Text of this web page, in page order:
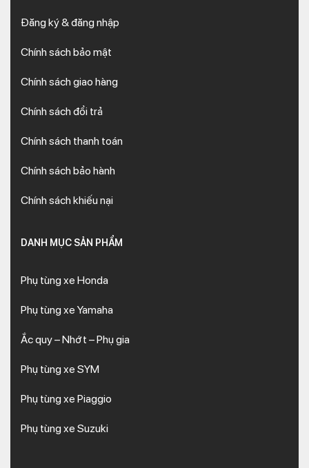
Đăng ký & đăng nhập
Chính sách bảo mật
Chính sách giao hàng
Chính sách đổi trả
Chính sách thanh toán
Chính sách bảo hành
Chính sách khiếu nại
DANH MỤC SẢN PHẨM
Phụ tùng xe Honda
Phụ tùng xe Yamaha
Ắc quy – Nhớt – Phụ gia
Phụ tùng xe SYM
Phụ tùng xe Piaggio
Phụ tùng xe Suzuki